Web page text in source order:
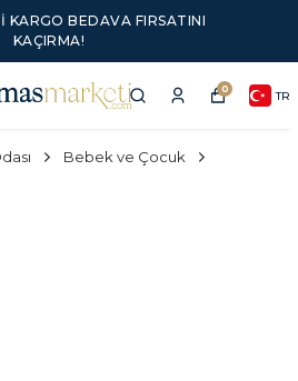
BEDAVA FIRSATINI
KAÇIRMA!
0 TR
Bebek ve Çocuk